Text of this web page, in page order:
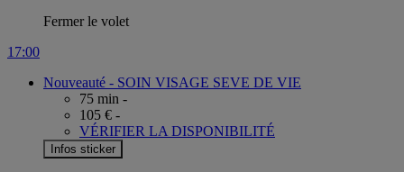
Fermer le volet
17:00
Nouveauté - SOIN VISAGE SEVE DE VIE
75 min -
105 € -
VÉRIFIER LA DISPONIBILITÉ
Infos sticker